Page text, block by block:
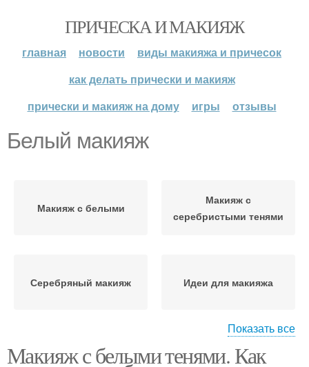
ПРИЧЕСКА И МАКИЯЖ
главная новости
виды макияжа и причесок
как делать прически и макияж
прически и макияж на дому
игры отзывы
Белый макияж
Макияж с белыми
Макияж с
серебристыми тенями
Серебряный макияж Идеи для макияжа
Макияж для глаз
Показать все
Макияж с белыми тенями. Как